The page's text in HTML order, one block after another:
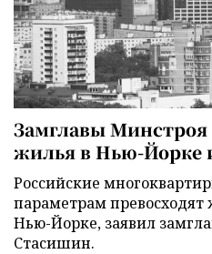
Замглавы Минстроя
жилья в Нью-Йорке
Российские
параметрам превосходят
Нью-Йорке, заявил
Стасишин.